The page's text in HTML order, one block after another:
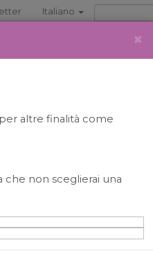
Italiano
×
altre finalità come
che non sceglierai una